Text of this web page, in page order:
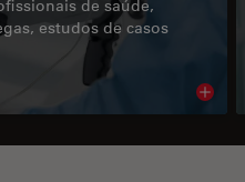
de saúde,
estudos de casos